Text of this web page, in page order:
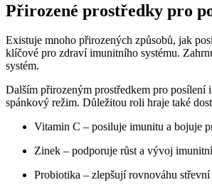
Přirozené prostředky pro
Existuje mnoho přirozených způsobů, jak
klíčové pro zdraví imunitního systému.
systém.
Dalším přirozeným prostředkem pro
spánkový režim. Důležitou roli hraje také
Vitamin C – posiluje imunitu a bojuje
Zinek – podporuje růst a vývoj
Probiotika – zlepšují rovnováhu